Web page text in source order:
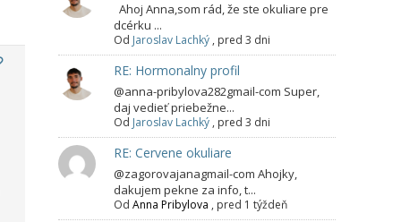
Ahoj Anna,som rád, že ste okuliare pre
dcérku ...
Od Jaroslav Lachký , pred 3 dni
RE: Hormonalny profil
@anna-pribylova282gmail-com Super,
daj vedieť priebežne...
Od Jaroslav Lachký , pred 3 dni
RE: Cervene okuliare
@zagorovajanagmail-com Ahojky,
dakujem pekne za info, t...
Od Anna Pribylova , pred 1 týždeň